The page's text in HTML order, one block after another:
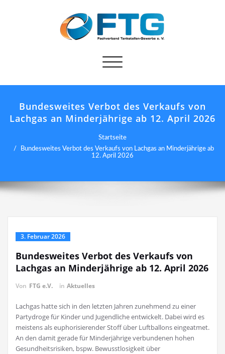
Schalte
Bundesweites Verbot des Verkaufs von
Lachgas an Minderjährige ab 12. April 2026
Startseite
Bundesweites Verbot des Verkaufs von Lachgas an Minderjährige ab
12. April 2026
3. Februar 2026
Bundesweites Verbot des Verkaufs von
Lachgas an Minderjährige ab 12. April 2026
Von FTG e.V. in Aktuelles
Lachgas hatte sich in den letzten Jahren zunehmend zu einer
Partydroge für Kinder und Jugendliche entwickelt. Dabei wird es
meistens als euphorisierender Stoff über Luftballons eingeatmet.
An den damit gerade für Minderjährige verbundenen hohen
Gesundheitsrisiken, bspw. Bewusstlosigkeit über